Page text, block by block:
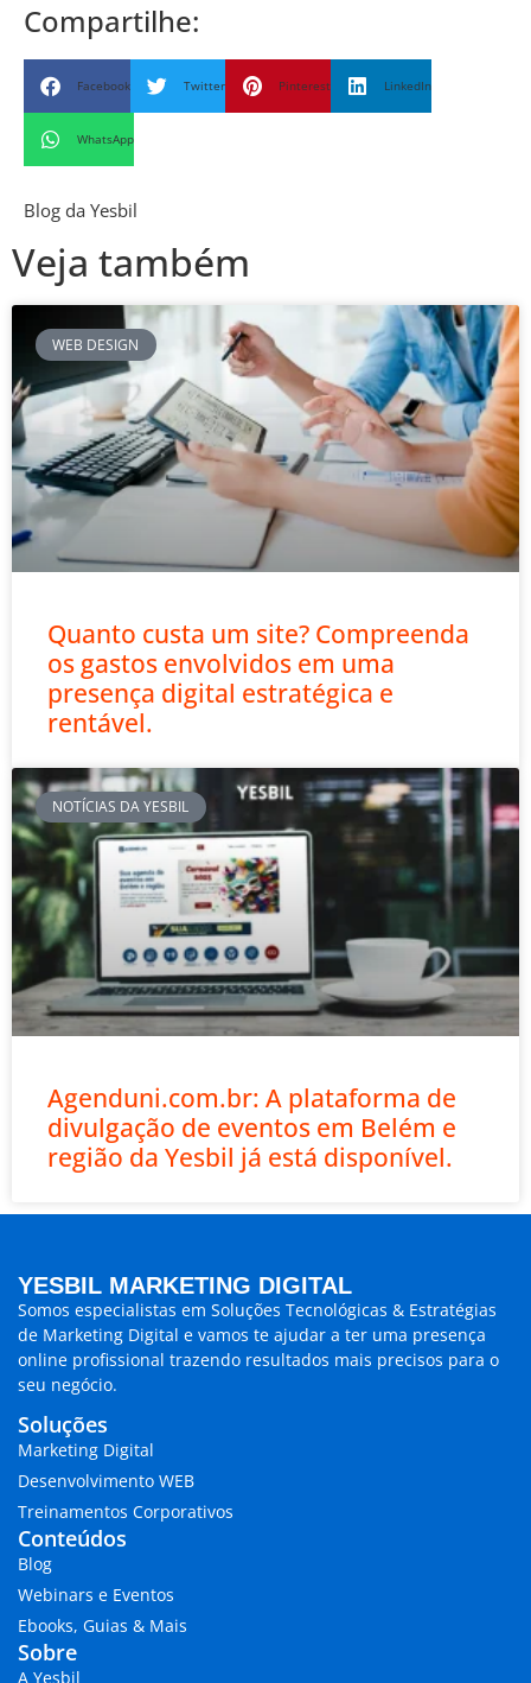
Compartilhe:
Facebook Twitter Pinterest LinkedIn
WhatsApp
Blog da Yesbil
Veja também
WEB DESIGN
Quanto custa um site? Compreenda
os gastos envolvidos em uma
presença digital estratégica e
rentável.
NOTÍCIAS DA YESBIL
Agenduni.com.br: A plataforma de
divulgação de eventos em Belém e
região da Yesbil já está disponível.
YESBIL MARKETING DIGITAL
Somos especialistas em Soluções Tecnológicas & Estratégias
de Marketing Digital e vamos te ajudar a ter uma presença
online profissional trazendo resultados mais precisos para o
seu negócio.
Soluções
Marketing Digital
Desenvolvimento WEB
Treinamentos Corporativos
Conteúdos
Blog
Webinars e Eventos
Ebooks, Guias & Mais
Sobre
A Yesbil